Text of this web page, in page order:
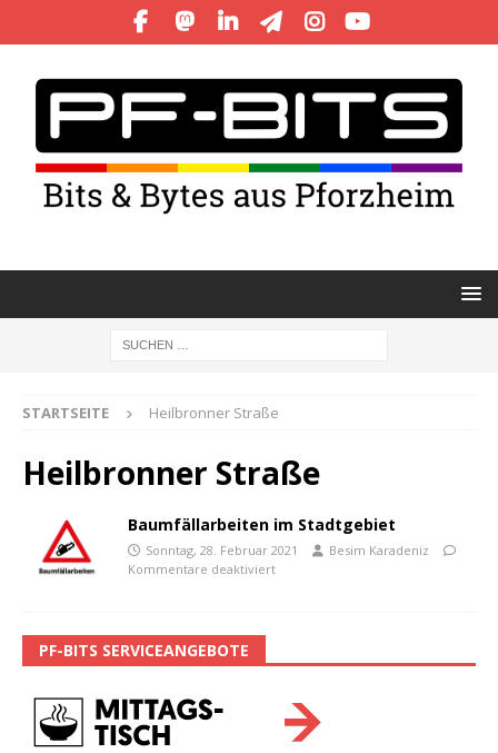
STARTSEITE Heilbronner Straße
Heilbronner Straße
Baumfällarbeiten im Stadtgebiet
Sonntag, 28. Februar 2021
Besim Karadeniz
Kommentare deaktiviert
PF-BITS SERVICEANGEBOTE